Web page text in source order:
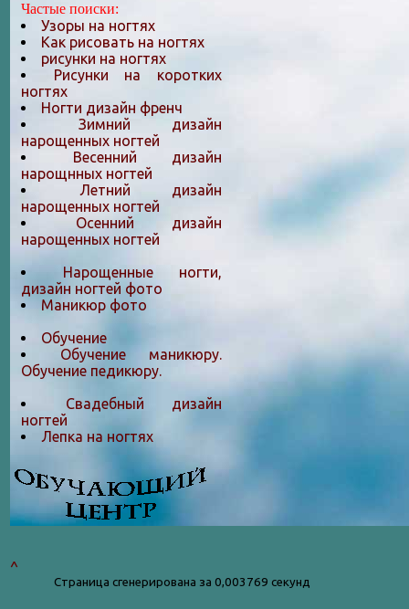
Частые поиски:
Узоры на ногтях
Как рисовать на ногтях
рисунки на ногтях
Рисунки на коротких
ногтях
Ногти дизайн френч
Зимний дизайн
нарощенных ногтей
Весенний дизайн
нарощнных ногтей
Летний дизайн
нарощенных ногтей
Осенний дизайн
нарощенных ногтей
Нарощенные ногти,
дизайн ногтей фото
Маникюр фото
Обучение
Обучение маникюру.
Обучение педикюру.
Свадебный дизайн
ногтей
Лепка на ногтяx
^
Страница сгенерирована за 0,003769 секунд